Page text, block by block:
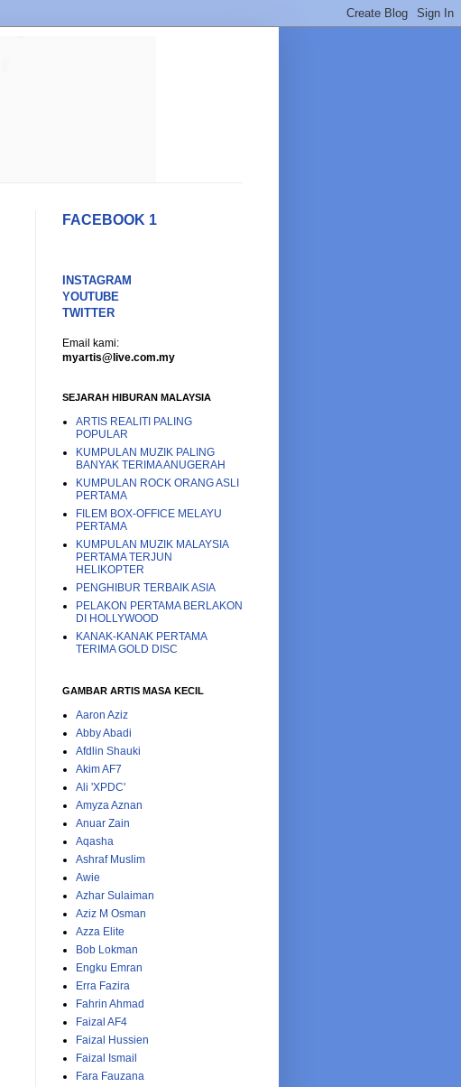
FACEBOOK 1
INSTAGRAM
YOUTUBE
TWITTER
Email kami:
myartis@live.com.my
SEJARAH HIBURAN MALAYSIA
ARTIS REALITI PALING
POPULAR
KUMPULAN MUZIK PALING
BANYAK TERIMA ANUGERAH
KUMPULAN ROCK ORANG ASLI
PERTAMA
FILEM BOX-OFFICE MELAYU
PERTAMA
KUMPULAN MUZIK MALAYSIA
PERTAMA TERJUN
HELIKOPTER
PENGHIBUR TERBAIK ASIA
PELAKON PERTAMA BERLAKON
DI HOLLYWOOD
KANAK-KANAK PERTAMA
TERIMA GOLD DISC
GAMBAR ARTIS MASA KECIL
Aaron Aziz
Abby Abadi
Afdlin Shauki
Akim AF7
Ali 'XPDC'
Amyza Aznan
Anuar Zain
Aqasha
Ashraf Muslim
Awie
Azhar Sulaiman
Aziz M Osman
Azza Elite
Bob Lokman
Engku Emran
Erra Fazira
Fahrin Ahmad
Faizal AF4
Faizal Hussien
Faizal Ismail
Fara Fauzana